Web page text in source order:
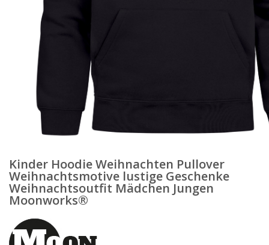
Kinder Hoodie Weihnachten Pullover
Weihnachtsmotive lustige Geschenke
Weihnachtsoutfit Mädchen Jungen
Moonworks®